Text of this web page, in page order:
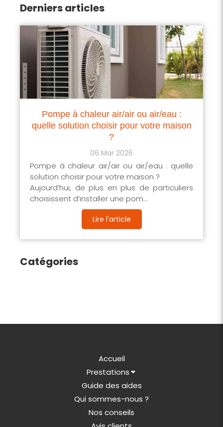
Derniers articles
Pompe à chaleur air/air ou air/eau :
quelle solution choisir pour votre maison
?
06 Mar 2026
Pompe à chaleur air/air ou air/eau : quelle
solution choisir pour votre maison ?
Aujourd’hui, de plus en plus de particuliers
choisissent d’installer une pom...
Lire l'article
Catégories
Accueil
Prestations
Guide des aides
Qui sommes-nous ?
Nos conseils